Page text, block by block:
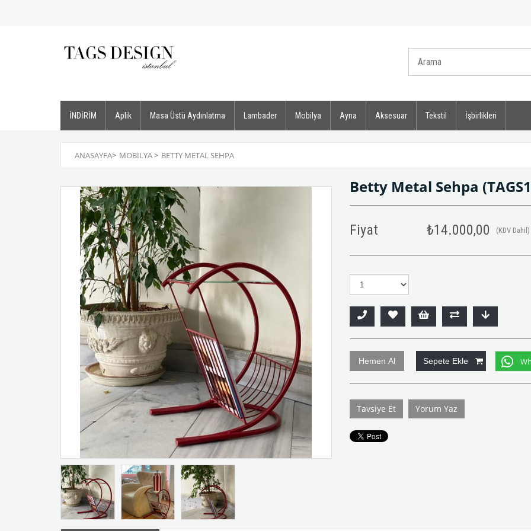
İNDİRİM Aplik Masa Üstü Aydınlatma Lambader Mobilya Ayna Aksesuar Tekstil İşbirlikleri
ANASAYFA> MOBILYA> BETTY METAL SEHPA
Betty Metal Sehpa
Fiyat ₺14.000,00 (KDV Dahil)
Tavsiye Et Yorum Yaz